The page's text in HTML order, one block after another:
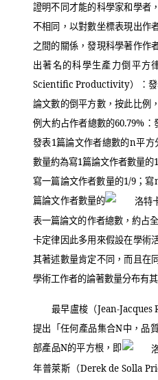
證明不同才能的科學家和學者
不相同，以對數坐標表現出作
之間的關係，發現科學著作作
出著名的科學生產力倒平方
Scientific Productivity）：
論文數的倒平方數，按此比例
例大約占作者總數的60.79%
發表1篇論文作者總數的n平方
數量約為寫1篇論文作者數量的
寫一篇論文作者數量的1/9 ；寫
篇論文作者數量的
表一篇論文的作者總數，約占
卡定律因此多用來假設在學術
其著述數量肯定不同，而且在
學術工作者的論著數量分布有
最早盧梭（Jean-Jacques
提出「任何產品集合N中，品
部產品N的平方根，即
年普萊斯（Derek de Solla